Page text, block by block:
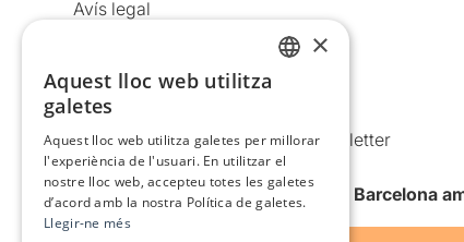
Avís legal
Política de cookies
Condicions d’ús
Comunicacions comercials i Newsletter
Anuncia’t
Vull rebre la newsletter de Teatre Barcelona
×
Aquest lloc web utilitza
galetes
Aquest lloc web utilitza galetes per millorar
l'experiència de l'usuari. En utilitzar el
nostre lloc web, accepteu totes les galetes
d’acord amb la nostra Política de galetes.
Llegir-ne més